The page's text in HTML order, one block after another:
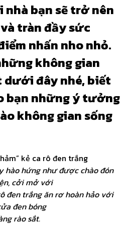
nhà bạn sẽ trở nên
tràn đầy sức
nhấn nho nhỏ.
không gian
dưới đây nhé, biết
bạn những ý tưởng
không gian sống
hào hứng như được chào đón
cởi mở với
đen trắng ăn rơ hoàn hảo với
đen bóng
rào sắt.